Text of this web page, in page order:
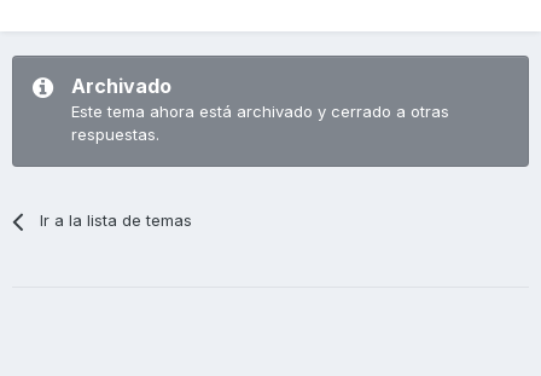
Archivado
Este tema ahora está archivado y cerrado a otras
respuestas.
Ir a la lista de temas